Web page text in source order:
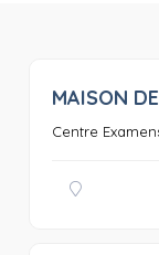
MAISON
Centre